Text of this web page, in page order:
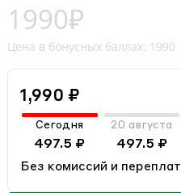
1990₽
Цена в бонусных баллах: 1990
1,990 ₽
Сегодня
497.5 ₽
20 августа
497.5 ₽
Без комиссий и переплат